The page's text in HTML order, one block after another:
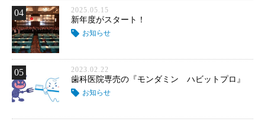
04 2025.05.15
新年度がスタート！
お知らせ
05 2023.02.22
歯科医院専売の『モンダミン ハビットプロ』
お知らせ